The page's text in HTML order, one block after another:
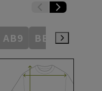
AB9 BE3 BE4